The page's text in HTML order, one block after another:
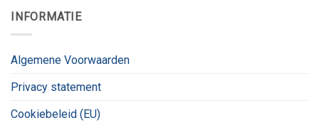
INFORMATIE
Algemene Voorwaarden
Privacy statement
Cookiebeleid (EU)